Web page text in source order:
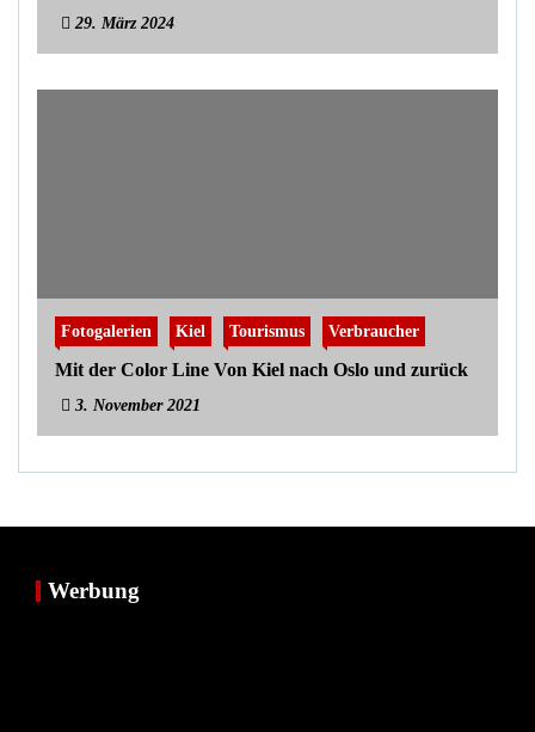
29. März 2024
Fotogalerien Kiel Tourismus Verbraucher
Mit der Color Line Von Kiel nach Oslo und zurück
3. November 2021
Werbung